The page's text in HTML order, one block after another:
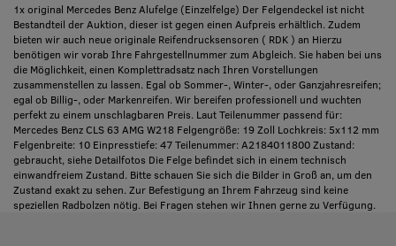
1x original Mercedes Benz Alufelge (Einzelfelge) Der Felgendeckel ist nicht
Bestandteil der Auktion, dieser ist gegen einen Aufpreis erhältlich. Zudem
bieten wir auch neue originale Reifendrucksensoren ( RDK ) an Hierzu
benötigen wir vorab Ihre Fahrgestellnummer zum Abgleich. Sie haben bei uns
die Möglichkeit, einen Komplettradsatz nach Ihren Vorstellungen
zusammenstellen zu lassen. Egal ob Sommer-, Winter-, oder Ganzjahresreifen;
egal ob Billig-, oder Markenreifen. Wir bereifen professionell und wuchten
perfekt zu einem unschlagbaren Preis. Laut Teilenummer passend für:
Mercedes Benz CLS 63 AMG W218 Felgengröße: 19 Zoll Lochkreis: 5x112 mm
Felgenbreite: 10 Einpresstiefe: 47 Teilenummer: A2184011800 Zustand:
gebraucht, siehe Detailfotos Die Felge befindet sich in einem technisch
einwandfreiem Zustand. Bitte schauen Sie sich die Bilder in Groß an, um den
Zustand exakt zu sehen. Zur Befestigung an Ihrem Fahrzeug sind keine
speziellen Radbolzen nötig. Bei Fragen stehen wir Ihnen gerne zu Verfügung.